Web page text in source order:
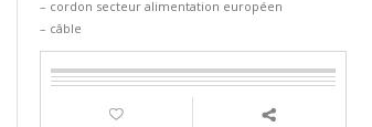
– cordon secteur alimentation européen
– câble